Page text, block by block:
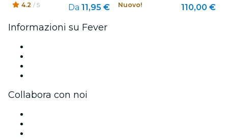
4.2 / 5 Da 11,95 € Nuovo! 110,00 €
Informazioni su Fever
Collabora con noi